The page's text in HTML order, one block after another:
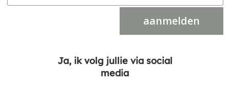
aanmelden
Ja, ik volg jullie via social
media